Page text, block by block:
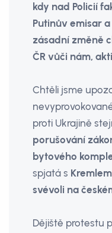
kdy nad Policií
Putinův emisar
zásadní změně
ČR vůči nám,
Chtěli jsme
proti Ukrajině
porušování
bytového
spjatá s Kremlem
svévoli na
Dějiště protestu